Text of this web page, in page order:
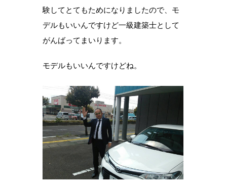
験してとてもためになりましたので、モ
デルもいいんですけど一級建築士として
がんばってまいります。
モデルもいいんですけどね。